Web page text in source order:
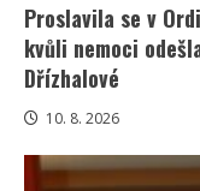
Proslavila se v
kvůli nemoci
Dřízhalové
10. 8. 2026